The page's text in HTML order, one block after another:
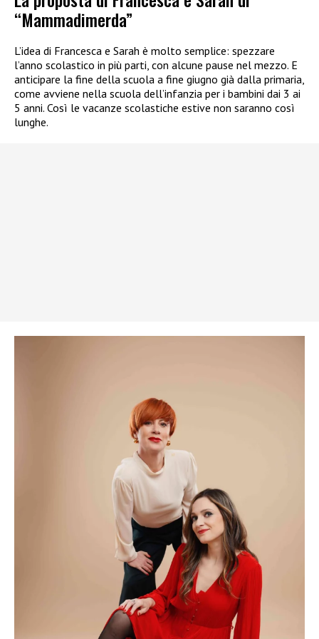
“Mammadimerda”
L’idea di Francesca e Sarah è molto semplice: spezzare
l’anno scolastico in più parti, con alcune pause nel mezzo. E
anticipare la fine della scuola a fine giugno già dalla primaria,
come avviene nella scuola dell’infanzia per i bambini dai 3 ai
5 anni. Così le vacanze scolastiche estive non saranno così
lunghe.